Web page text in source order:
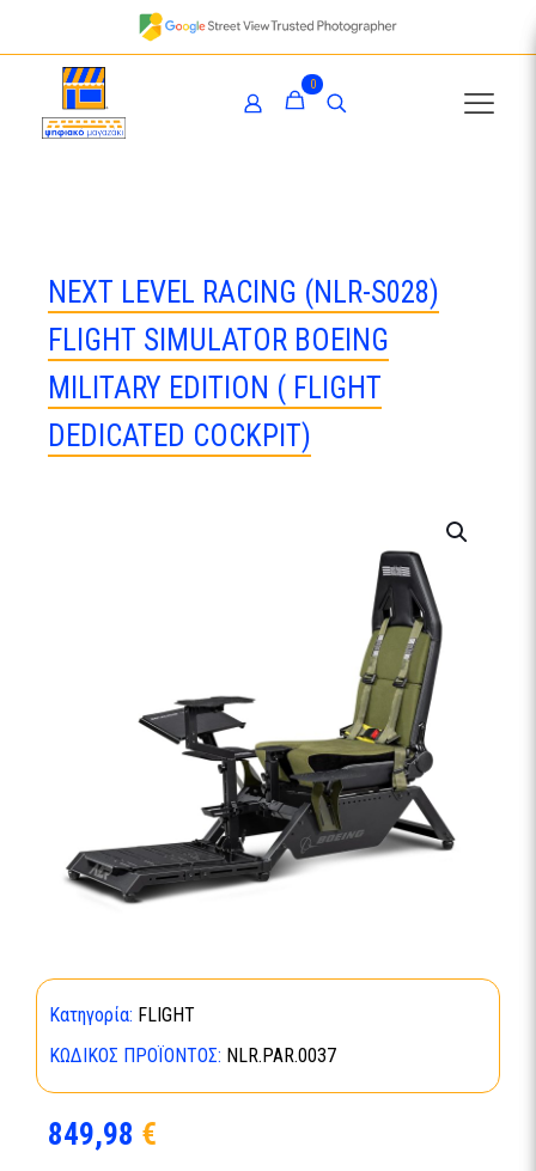
0
NEXT LEVEL RACING (NLR-S028)
FLIGHT SIMULATOR BOEING
MILITARY EDITION ( FLIGHT
DEDICATED COCKPIT)
Κατηγορία: FLIGHT
ΚΩΔΙΚΌΣ ΠΡΟΪΌΝΤΟΣ: NLR.PAR.0037
849,98 €